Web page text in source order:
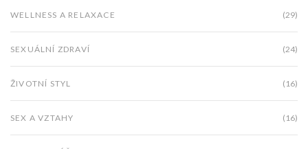
WELLNESS A RELAXACE (29)
SEXUÁLNÍ ZDRAVÍ (24)
ŽIVOTNÍ STYL (16)
SEX A VZTAHY (16)